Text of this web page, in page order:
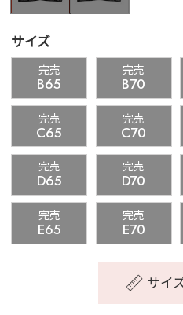
サイズ
完売
B65
完売
B70
完売
C65
完売
C70
完売
D65
完売
D70
完売
E65
完売
E70
サイ